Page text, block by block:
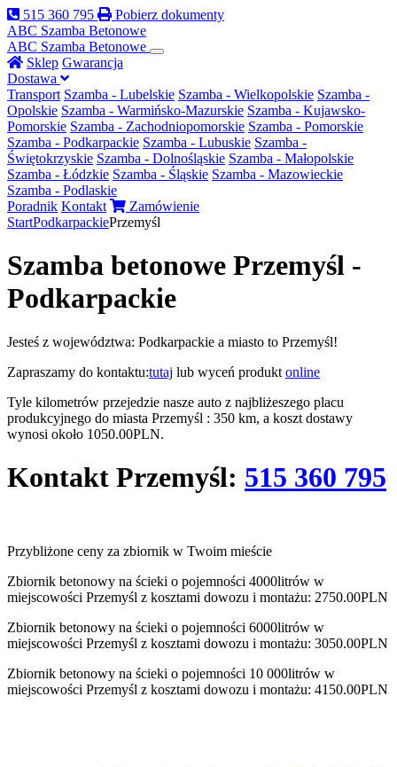
515 360 795
Pobierz dokumenty
ABC Szamba Betonowe
ABC Szamba Betonowe
Sklep Gwarancja
Dostawa
Transport Szamba - Lubelskie Szamba - Wielkopolskie Szamba -
Opolskie Szamba - Warmińsko-Mazurskie Szamba - Kujawsko-
Pomorskie Szamba - Zachodniopomorskie Szamba - Pomorskie
Szamba - Podkarpackie Szamba - Lubuskie Szamba -
Świętokrzyskie Szamba - Dolnośląskie Szamba - Małopolskie
Szamba - Łódzkie Szamba - Śląskie Szamba - Mazowieckie
Szamba - Podlaskie
Poradnik Kontakt
Zamówienie
StartPodkarpackiePrzemyśl
Szamba betonowe Przemyśl -
Podkarpackie
Jesteś z województwa: Podkarpackie a miasto to Przemyśl!
Zapraszamy do kontaktu:tutaj lub wyceń produkt online
Tyle kilometrów przejedzie nasze auto z najbliżeszego placu
produkcyjnego do miasta Przemyśl : 350 km, a koszt dostawy
wynosi około 1050.00PLN.
Kontakt Przemyśl: 515 360 795
Przybliżone ceny za zbiornik w Twoim mieście
Zbiornik betonowy na ścieki o pojemności 4000litrów w
miejscowości Przemyśl z kosztami dowozu i montażu: 2750.00PLN
Zbiornik betonowy na ścieki o pojemności 6000litrów w
miejscowości Przemyśl z kosztami dowozu i montażu: 3050.00PLN
Zbiornik betonowy na ścieki o pojemności 10 000litrów w
miejscowości Przemyśl z kosztami dowozu i montażu: 4150.00PLN